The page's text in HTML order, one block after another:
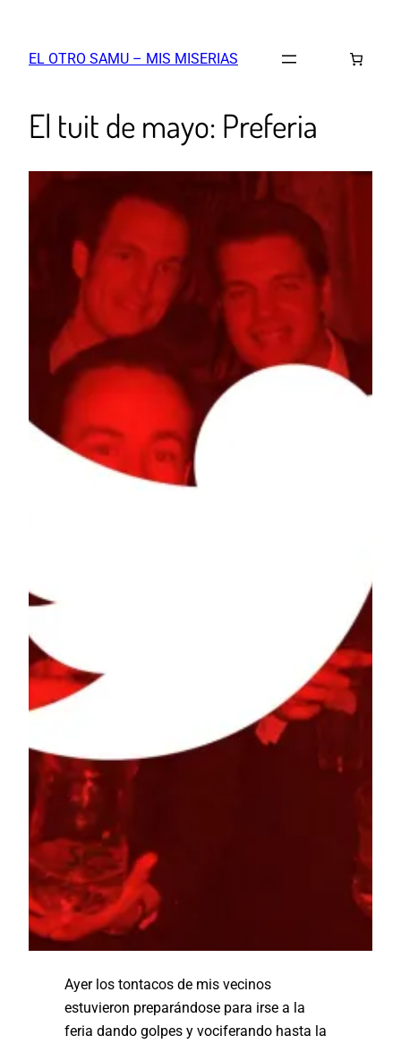
EL OTRO SAMU – MIS MISERIAS
El tuit de mayo: Preferia
Ayer los tontacos de mis vecinos
estuvieron preparándose para irse a la
feria dando golpes y vociferando hasta la